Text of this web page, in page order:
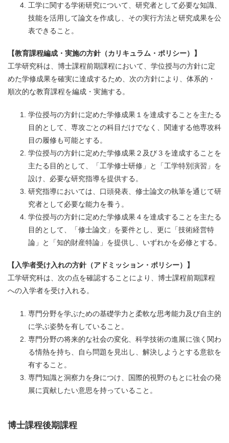
工学に関する学術研究について、研究者として必要な知識、
技能を活用して論文を作成し、その実行方法と研究成果を公
表できること。
【教育課程編成・実施の方針（カリキュラム・ポリシー）】
工学研究科は、博士課程前期課程において、学位授与の方針に定
めた学修成果を確実に達成するため、次の方針により、体系的・
順次的な教育課程を編成・実施する。
学位授与の方針に定めた学修成果１を達成することを主たる
目的として、専攻ごとの科目だけでなく、関連する他専攻科
目の履修も可能とする。
学位授与の方針に定めた学修成果２及び３を達成することを
主たる目的として、「工学修士研修」と「工学特別演習」を
設け、必要な研究指導を提供する。
研究指導においては、口頭発表、修士論文の執筆を通じて研
究者として必要な能力を養う。
学位授与の方針に定めた学修成果４を達成することを主たる
目的として、「修士論文」を要件とし、更に「技術経営特
論」と「知的財産特論」を提供し、いずれかを必修とする。
【入学者受け入れの方針（アドミッション・ポリシー）】
工学研究科は、次の点を確認することにより、博士課程前期課程
への入学者を受け入れる。
専門分野を学ぶための基礎学力と柔軟な思考能力及び自主的
に学ぶ姿勢を有していること。
専門分野の将来的な社会の変化、科学技術の進展に強く関わ
る情熱を持ち、自ら問題を見出し、解決しようとする意欲を
有すること。
専門知識と洞察力を身につけ、国際的視野のもとに社会の発
展に貢献したい意思を持っていること。
博士課程後期課程